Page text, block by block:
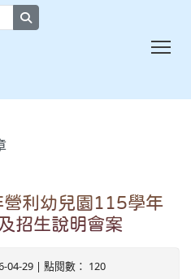
利幼兒園115學年
招生說明會案
04-29 | 點閱數： 120